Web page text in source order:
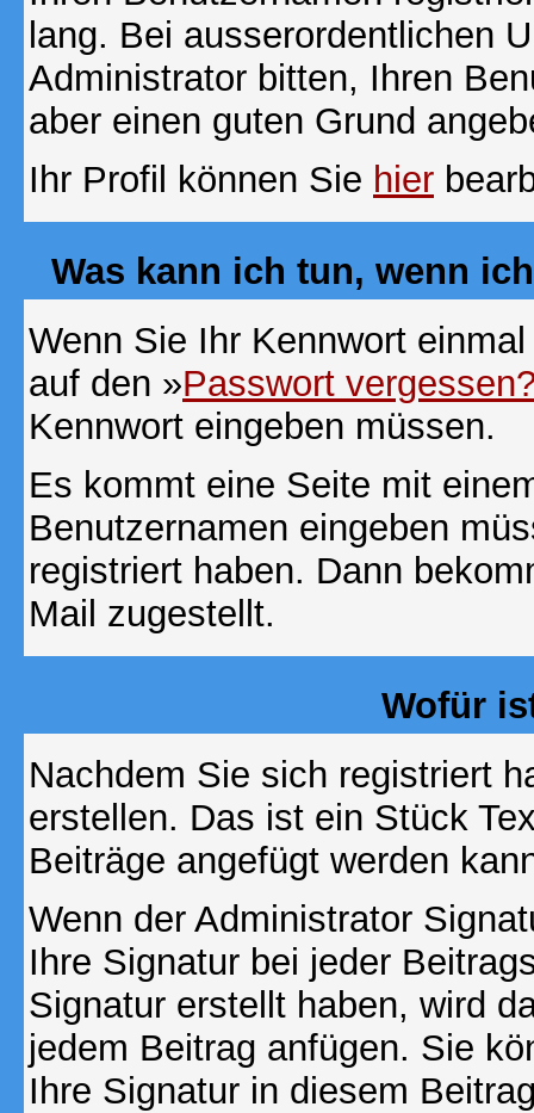
lang. Bei ausserordentlichen
Administrator bitten, Ihren
aber einen guten Grund
Ihr Profil können Sie hier
Was kann ich tun, wenn
Wenn Sie Ihr Kennwort
auf den »Passwort
Kennwort eingeben müssen.
Es kommt eine Seite mit
Benutzernamen eingeben
registriert haben. Dann
Mail zugestellt.
Wofür
Nachdem Sie sich registriert
erstellen. Das ist ein Stück
Beiträge angefügt werden
Wenn der Administrator
Ihre Signatur bei jeder
Signatur erstellt haben, wird
jedem Beitrag anfügen. Sie
Ihre Signatur in diesem